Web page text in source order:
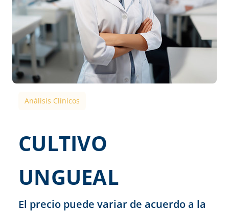
Análisis Clínicos
CULTIVO
UNGUEAL
El precio puede variar de acuerdo a la